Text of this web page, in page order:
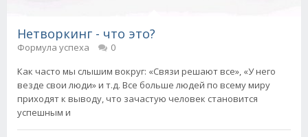
Нетворкинг - что это?
Формула успеха
0
Как часто мы слышим вокруг: «Связи решают все», «У него
везде свои люди» и т.д. Все больше людей по всему миру
приходят к выводу, что зачастую человек становится
успешным и